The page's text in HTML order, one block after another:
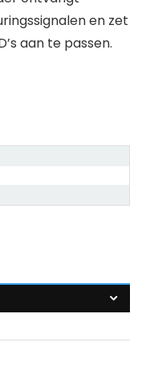
en zet
aan te passen.